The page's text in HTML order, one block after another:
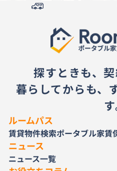
探すときも、契
暮らしてからも、
す
ルームパス
賃貸物件検索ポータブル家賃
ニュース
ニュース一覧